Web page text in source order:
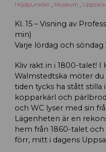
Höjdpunkter , Museum , Uppsala
Kl. 15 – Visning av
min)
Varje lördag och
Kliv rakt in i 1800-talet!
Walmstedtska möter
tiden tycks ha stått stilla
kopparkärl och
och WC lyser med sin
Lägenheten är en
hem från 1860-talet
förr, mitt i dagens